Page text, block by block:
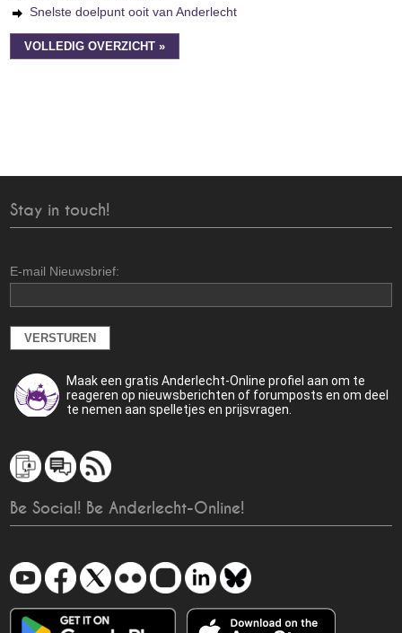
Snelste doelpunt ooit van Anderlecht
VOLLEDIG OVERZICHT »
Stay in touch!
E-mail Nieuwsbrief:
Maak een gratis Anderlecht-Online profiel aan om te
reageren op nieuwsberichten of forumposts en om deel
te nemen aan spelletjes en prijsvragen.
Be Social! Be Anderlecht-Online!